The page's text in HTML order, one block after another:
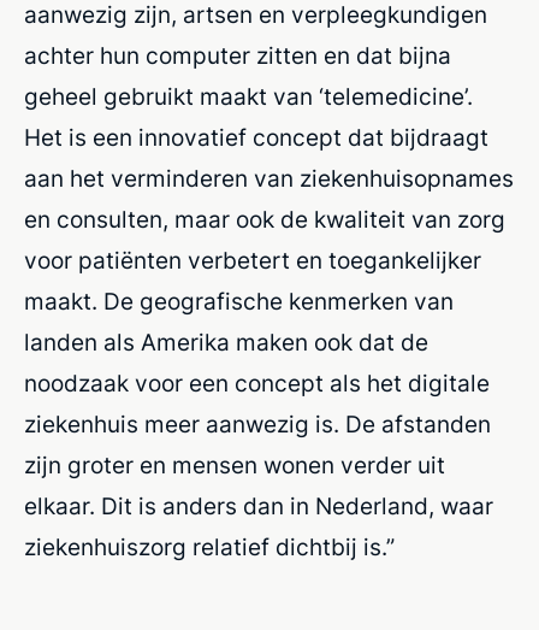
aanwezig zijn, artsen en verpleegkundigen
achter hun computer zitten en dat bijna
geheel gebruikt maakt van ‘telemedicine’.
Het is een innovatief concept dat bijdraagt
aan het verminderen van ziekenhuisopnames
en consulten, maar ook de kwaliteit van zorg
voor patiënten verbetert en toegankelijker
maakt. De geografische kenmerken van
landen als Amerika maken ook dat de
noodzaak voor een concept als het digitale
ziekenhuis meer aanwezig is. De afstanden
zijn groter en mensen wonen verder uit
elkaar. Dit is anders dan in Nederland, waar
ziekenhuiszorg relatief dichtbij is.”